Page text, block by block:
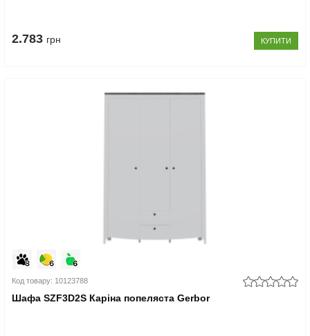
2.783 грн КУПИТИ
Код товару: 10123788
Шафа SZF3D2S Каріна попеляста Gerbor